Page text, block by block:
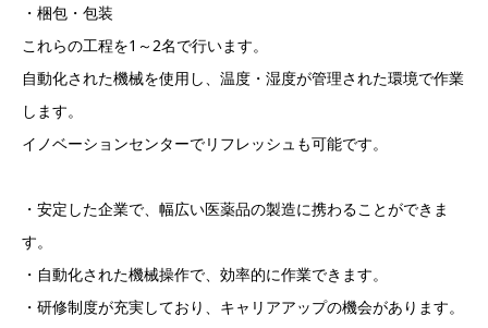
・梱包・包装
これらの工程を1～2名で行います。
自動化された機械を使用し、温度・湿度が管理された環境で作業
します。
イノベーションセンターでリフレッシュも可能です。
・安定した企業で、幅広い医薬品の製造に携わることができま
す。
・自動化された機械操作で、効率的に作業できます。
・研修制度が充実しており、キャリアアップの機会があります。